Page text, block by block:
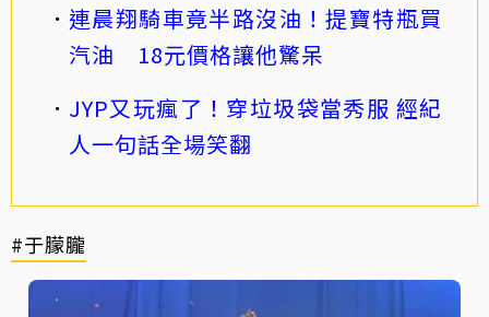
連晨翔騎車竟半路沒油！提寶特瓶買
汽油 18元價格讓他驚呆
JYP又玩瘋了！穿垃圾袋當秀服 經紀
人一句話全場笑翻
#于朦朧